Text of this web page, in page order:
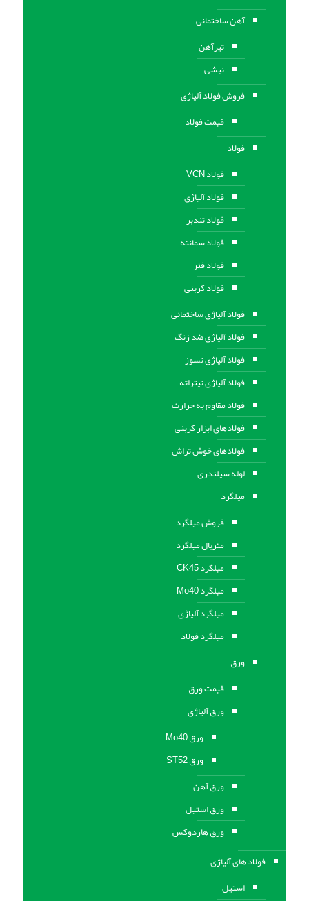
آهن ساختمانی
تیرآهن
نبشی
فروش فولاد آلیاژی
قیمت فولاد
فولاد
فولاد VCN
فولاد آلیاژی
فولاد تندبر
فولاد سمانته
فولاد فنر
فولاد کربنی
فولاد آلیاژی ساختمانی
فولاد آلیاژی ضد زنگ
فولاد آلیاژی نسوز
فولاد آلیاژی نیتراته
فولاد مقاوم به حرارت
فولادهای ابزار کربنی
فولادهای خوش تراش
لوله سیلندری
میلگرد
فروش میلگرد
متریال میلگرد
میلگرد CK45
میلگرد Mo40
میلگرد آلیاژی
میلگرد فولاد
ورق
قیمت ورق
ورق آلیاژی
ورق Mo40
ورق ST52
ورق آهن
ورق استيل
ورق هاردوکس
فولاد های آلیاژی
استیل